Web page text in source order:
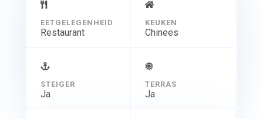
EETGELEGENHEID
Restaurant
KEUKEN
Chinees
STEIGER
Ja
TERRAS
Ja